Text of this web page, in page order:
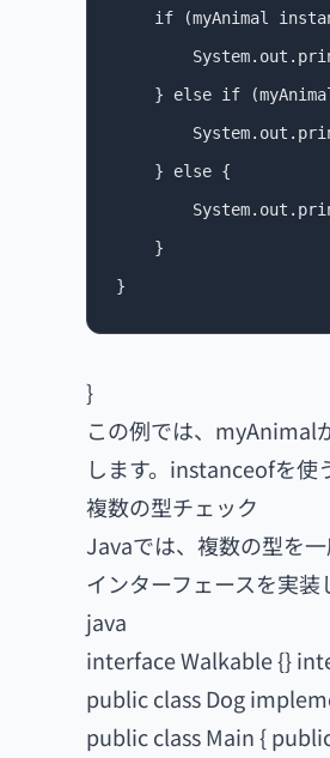
if (myAnimal
} else if
    } else {
    }
}
この例では、myAnimal
します。instanceofを使
複数の型チェック
Javaでは、複数の型を
インターフェースを実装
java
interface Walkable {}
public class Dog
public class Main {